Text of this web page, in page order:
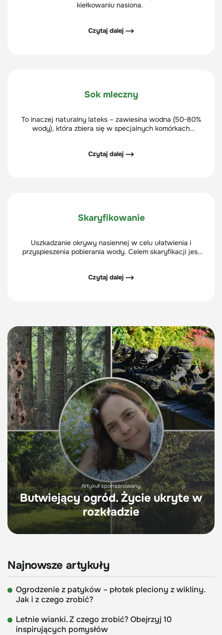
kiełkowaniu nasiona.
Czytaj dalej ⟶
Sok mleczny
To inaczej naturalny lateks – zawiesina wodna (50-80%
wody), która zbiera się w specjalnych komórkach
Czytaj dalej ⟶
Skaryfikowanie
Uszkadzanie okrywy nasiennej w celu ułatwienia i
przyspieszenia pobierania wody. Celem skaryfikacji jest
Czytaj dalej ⟶
Artykuł sponsorowany
Butwiejący ogród. Życie ukryte w
rozkładzie
Najnowsze artykuły
Ogrodzenie z patyków – płotek pleciony z wikliny.
Jak i z czego zrobić?
Letnie wianki. Z czego zrobić? Obejrzyj 10
inspirujących pomysłów